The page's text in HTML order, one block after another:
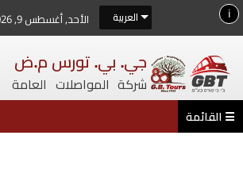
إلى
الرئيسي
i الأحد, أغسطس 9, 2026 - 08:34 العربية
جي. بي. تورس م.ض
شركة المواصلات العامة